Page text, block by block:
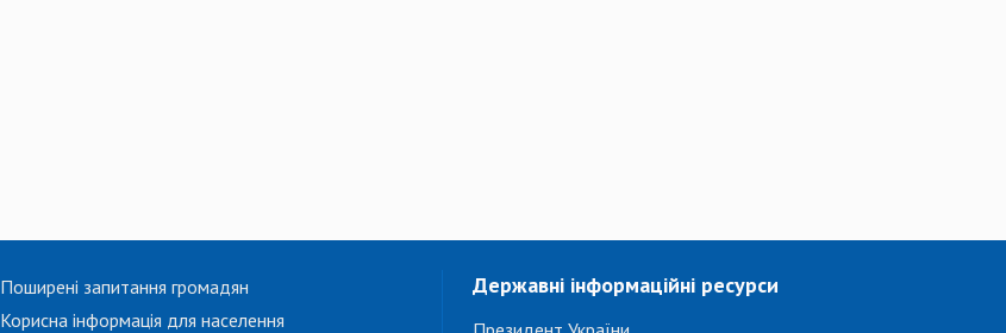
Поширені запитання громадян
Корисна інформація для населення
Державні інформаційні ресурси